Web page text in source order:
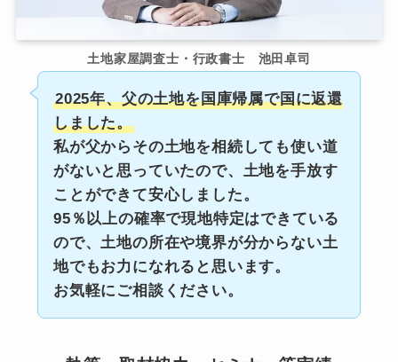
土地家屋調査士・行政書士 池田卓司
2025年、父の土地を国庫帰属で国に返還
しました。
私が父からその土地を相続しても使い道
がないと思っていたので、土地を手放す
ことができて安心しました。
95％以上の確率で現地特定はできている
ので、土地の所在や境界が分からない土
地でもお力になれると思います。
お気軽にご相談ください。